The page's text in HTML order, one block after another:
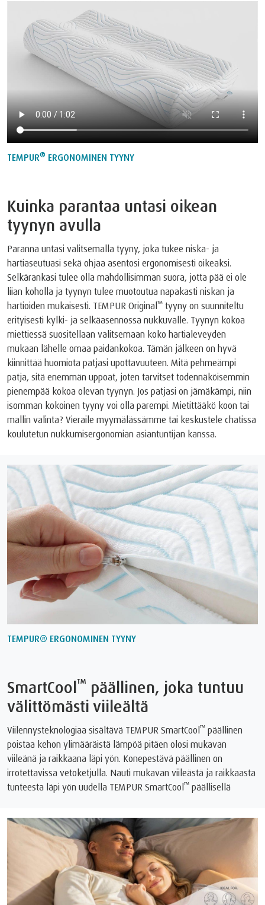
TEMPUR® ERGONOMINEN TYYNY
Kuinka parantaa untasi oikean
tyynyn avulla
Paranna untasi valitsemalla tyyny, joka tukee niska- ja
hartiaseutuasi sekä ohjaa asentosi ergonomisesti oikeaksi.
Selkärankasi tulee olla mahdollisimman suora, jotta pää ei ole
liian koholla ja tyynyn tulee muotoutua napakasti niskan ja
hartioiden mukaisesti. TEMPUR Original™ tyyny on suunniteltu
erityisesti kylki- ja selkäasennossa nukkuvalle. Tyynyn kokoa
miettiessä suositellaan valitsemaan koko hartialeveyden
mukaan lähelle omaa paidankokoa. Tämän jälkeen on hyvä
kiinnittää huomiota patjasi upottavuuteen. Mitä pehmeämpi
patja, sitä enemmän uppoat, joten tarvitset todennäköisemmin
pienempää kokoa olevan tyynyn. Jos patjasi on jämäkämpi, niin
isomman kokoinen tyyny voi olla parempi. Mietittääkö koon tai
mallin valinta? Vieraile myymälässämme tai keskustele chatissa
koulutetun nukkumisergonomian asiantuntijan kanssa.
TEMPUR® ERGONOMINEN TYYNY
SmartCool™ päällinen, joka tuntuu
välittömästi viileältä
Viilennysteknologiaa sisältävä TEMPUR SmartCool ™ päällinen
poistaa kehon ylimääräistä lämpöä pitäen olosi mukavan
viileänä ja raikkaana läpi yön. Konepestävä päällinen on
irrotettavissa vetoketjulla. Nauti mukavan viileästä ja raikkaasta
tunteesta läpi yön uudella TEMPUR SmartCool ™ päällisellä